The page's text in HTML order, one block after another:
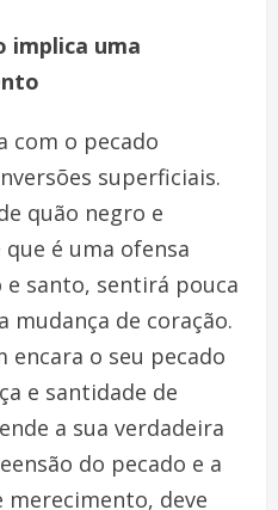
implica uma
com o pecado
superficiais.
quão negro e
é uma ofensa
santo, sentirá pouca
mudança de coração.
encara o seu pecado
e santidade de
a sua verdadeira
do pecado e a
merecimento, deve